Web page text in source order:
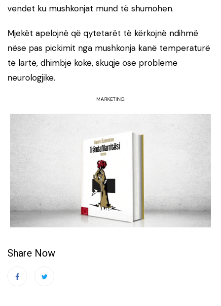
vendet ku mushkonjat mund të shumohen.
Mjekët apelojnë që qytetarët të kërkojnë ndihmë
nëse pas pickimit nga mushkonja kanë temperaturë
të lartë, dhimbje koke, skuqje ose probleme
neurologjike.
MARKETING
Share Now